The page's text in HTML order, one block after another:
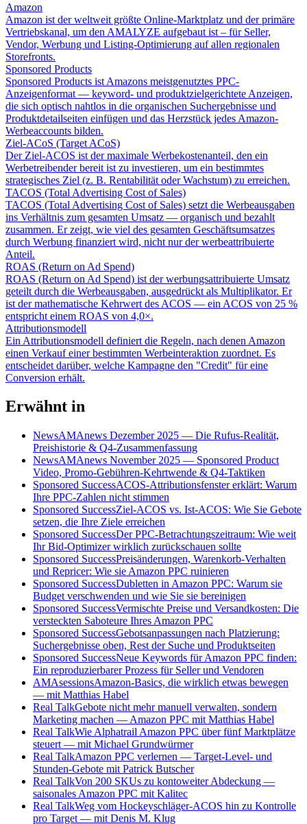
Amazon
Amazon ist der weltweit größte Online-Marktplatz und der primäre
Vertriebskanal, um den AMALYZE aufgebaut ist – für Seller,
Vendor, Werbung und Listing-Optimierung auf allen regionalen
Storefronts.
Sponsored Products
Sponsored Products ist Amazons meistgenutztes PPC-
Anzeigenformat — keyword- und produktzielgerichtete Anzeigen,
die sich optisch nahtlos in die organischen Suchergebnisse und
Produktdetailseiten einfügen und das Herzstück jedes Amazon-
Werbeaccounts bilden.
Ziel-ACoS (Target ACoS)
Der Ziel-ACOS ist der maximale Werbekostenanteil, den ein
Werbetreibender bereit ist zu investieren, um ein bestimmtes
strategisches Ziel (z. B. Rentabilität oder Wachstum) zu erreichen.
TACOS (Total Advertising Cost of Sales)
TACOS (Total Advertising Cost of Sales) setzt die Werbeausgaben
ins Verhältnis zum gesamten Umsatz — organisch und bezahlt
zusammen. Er zeigt, wie viel des gesamten Geschäftsumsatzes
durch Werbung finanziert wird, nicht nur der werbeattribuierte
Anteil.
ROAS (Return on Ad Spend)
ROAS (Return on Ad Spend) ist der werbungsattribuierte Umsatz
geteilt durch die Werbeausgaben, ausgedrückt als Multiplikator. Er
ist der mathematische Kehrwert des ACOS — ein ACOS von 25 %
entspricht einem ROAS von 4,0×.
Attributionsmodell
Ein Attributionsmodell definiert die Regeln, nach denen Amazon
einen Verkauf einer bestimmten Werbeinteraktion zuordnet. Es
entscheidet darüber, welche Kampagne den "Credit" für eine
Conversion erhält.
Erwähnt in
NewsAMAnews Dezember 2025 — Die Rufus-Realität,
Preishistorie & Q4-Zusammenfassung
NewsAMAnews November 2025 — Sponsored Product
Video, Promo-Gebühren-Kehrtwende & Q4-Taktiken
Sponsored SuccessACOS-Attributionsfenster erklärt: Warum
Ihre PPC-Zahlen nicht stimmen
Sponsored SuccessZiel-ACOS vs. Ist-ACOS: Wie Sie Gebote
setzen, die Ihre Ziele erreichen
Sponsored SuccessDer PPC-Betrachtungszeitraum: Wie weit
Ihr Bid-Optimizer wirklich zurückschauen sollte
Sponsored SuccessPreisänderungen, Warenkorb-Verhalten
und Repricer: Wie sie Amazon PPC ruinieren
Sponsored SuccessDubletten in Amazon PPC: Warum sie
Budget verschwenden und wie Sie sie bereinigen
Sponsored SuccessVermischte Preise und Versandkosten: Die
versteckten Saboteure Ihres Amazon PPC
Sponsored SuccessGebotsanpassungen nach Platzierung:
Suchergebnisse oben, Rest der Suche und Produktseiten
Sponsored SuccessNeue Keywords für Amazon PPC finden:
Ein reproduzierbarer Prozess für Seller und Vendoren
AMAsessionsAmazon-Basics, die wirklich etwas bewegen
— mit Matthias Habel
Real TalkGebote nicht mehr manuell verwalten, sondern
Marketing machen — Amazon PPC mit Matthias Habel
Real TalkWie Alphatrail Amazon PPC über fünf Marktplätze
steuert — mit Michael Grundwürmer
Real TalkAmazon PPC verlernen — Target-Level- und
Stunden-Gebote mit Patrick Butscher
Real TalkVon 200 SKUs zu kontoweiter Abdeckung —
saisonales Amazon PPC mit Kalitec
Real TalkWeg vom Hockeyschläger-ACOS hin zu Kontrolle
pro Target — mit Denis M. Klug